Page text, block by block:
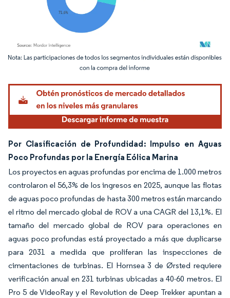
Imagen © Mordor Intelligence. El uso requiere atribución según CC BY 4.0.
Por Clasificación de Profundidad: Impulso en Aguas
Poco Profundas por la Energía Eólica Marina
Los proyectos en aguas profundas por encima de 1.000 metros
controlaron el 56,3% de los ingresos en 2025, aunque las flotas
de aguas poco profundas de hasta 300 metros están marcando
el ritmo del mercado global de ROV a una CAGR del 13,1%. El
tamaño del mercado global de ROV para operaciones en
aguas poco profundas está proyectado a más que duplicarse
para 2031 a medida que proliferan las inspecciones de
cimentaciones de turbinas. El Hornsea 3 de Ørsted requiere
verificación anual en 231 turbinas ubicadas a 40-60 metros. El
Pro 5 de VideoRay y el Revolution de Deep Trekker apuntan a